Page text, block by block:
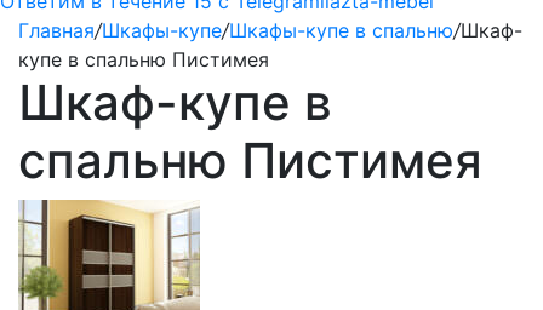
Главная/Шкафы-купе/Шкафы-купе в спальню/Шкаф-
купе в спальню Пистимея
Шкаф-купе в
спальню Пистимея